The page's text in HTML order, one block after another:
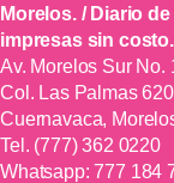
Morelos. / Diario
impresas sin costo.
Av. Morelos Sur No.
Col. Las Palmas
Cuernavaca,
Tel. (777) 362 0220
Whatsapp:777 184